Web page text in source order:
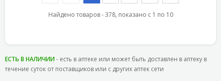
Найдено товаров - 378, показано с 1 по 10
ЕСТЬ В НАЛИЧИИ- есть в аптеке или может быть доставлен в аптеку в
течение суток от поставщиков или с других аптек сети